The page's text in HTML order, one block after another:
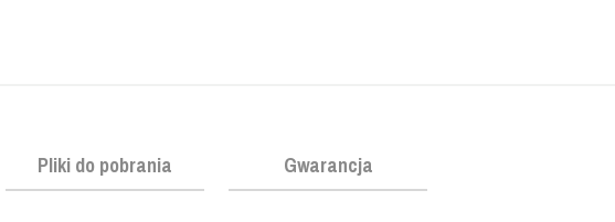
Pliki do pobrania Gwarancja